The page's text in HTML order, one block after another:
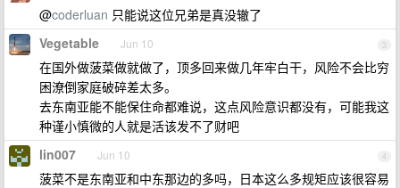
@coderluan 只能说这位兄弟是真没辙了
3
Vegetable Jun 10
在国外做菠菜做就做了，顶多回来做几年牢白干，风险不会比穷
困潦倒家庭破碎差太多。
去东南亚能不能保住命都难说，这点风险意识都没有，可能我这
种谨小慎微的人就是活该发不了财吧
4
lin007 Jun 10
菠菜不是东南亚和中东那边的多吗，日本这么多规矩应该很容易